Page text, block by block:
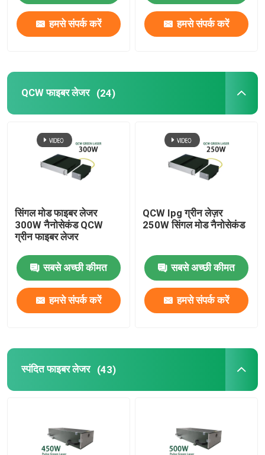
हमसे संपर्क करें हमसे संपर्क करें
QCW फाइबर लेजर (24)
सिंगल मोड फाइबर लेजर
300W नैनोसेकंड QCW
ग्रीन फाइबर लेजर
सबसे अच्छी कीमत
हमसे संपर्क करें
QCW Ipg ग्रीन लेज़र
250W सिंगल मोड नैनोसेकंड
सबसे अच्छी कीमत
हमसे संपर्क करें
स्पंदित फाइबर लेजर (43)